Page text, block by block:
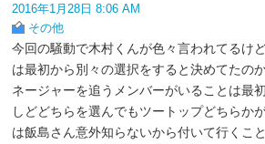
2016年1月28日 8:06 AM
その他
今回の騒動で木村くんが色々言われてるけ
は最初から別々の選択をすると決めてたの
ネージャーを追うメンバーがいることは最
しどどちらを選んでもツートップどちらか
は飯島さん意外知らないから付いて行くこ